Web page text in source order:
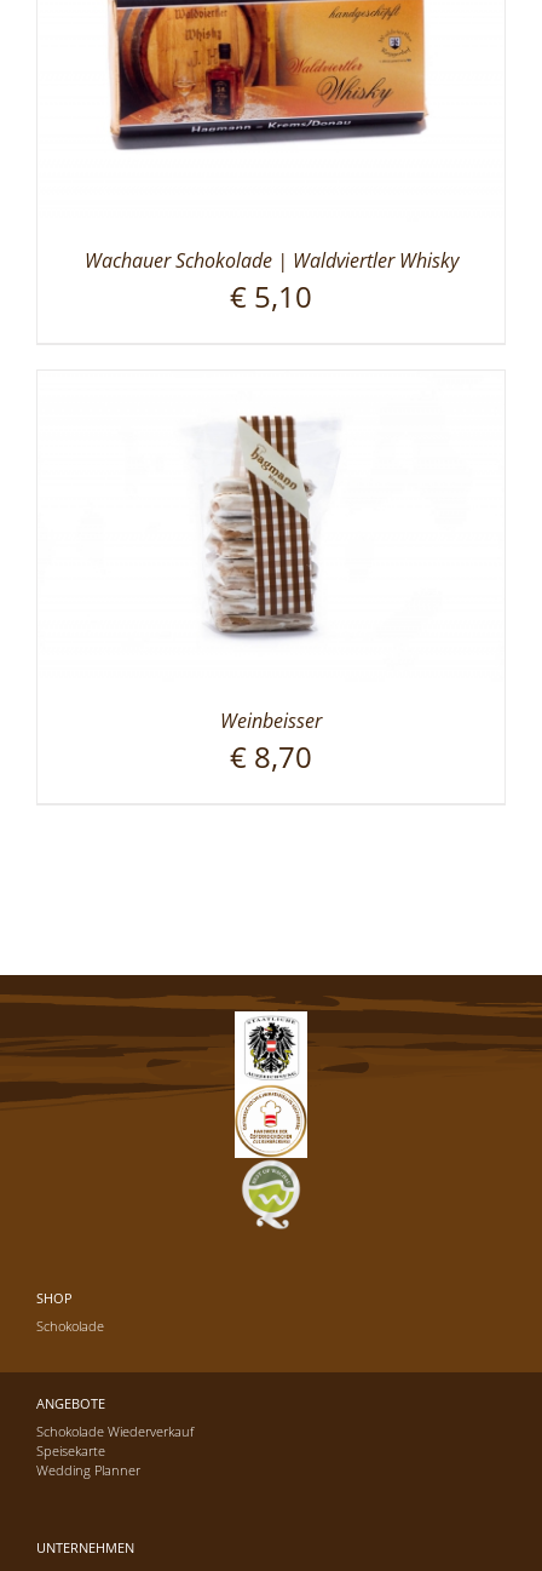
Wachauer Schokolade | Waldviertler Whisky
€ 5,10
Weinbeisser
€ 8,70
SHOP
Schokolade
ANGEBOTE
Schokolade Wiederverkauf
Speisekarte
Wedding Planner
UNTERNEHMEN